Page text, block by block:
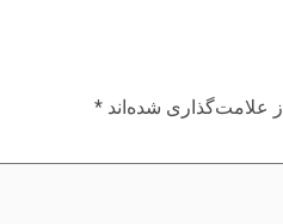
علامت‌گذاری شده‌اند *